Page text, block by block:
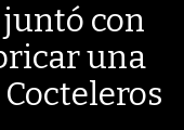
juntó con
una